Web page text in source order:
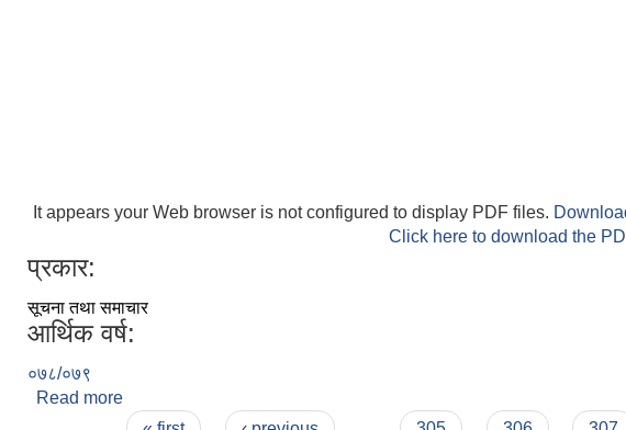
It appears your Web browser is not configured to display PDF files.
Click here to download the
प्रकार:
सूचना तथा समाचार
आर्थिक वर्ष:
०७८/०७९
Read more